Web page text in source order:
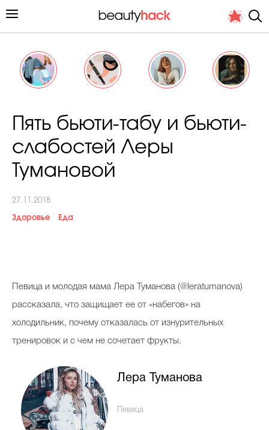
Личный опыт
Стиль жизни
Вопрос эксперту
Папа может
Бьютихакер / Мама-хакер
Пять бьюти-табу и бьюти-
слабостей Леры
Тумановой
27.11.2018
Здоровье Еда
евица и молодая мама Лера Туманова (@leratumanova)
рассказала, что защищает ее от «набегов» на
холодильник, почему отказалась от изнурительных
тренировок и с чем не сочетает фрукты.
Лера Туманова
Певица